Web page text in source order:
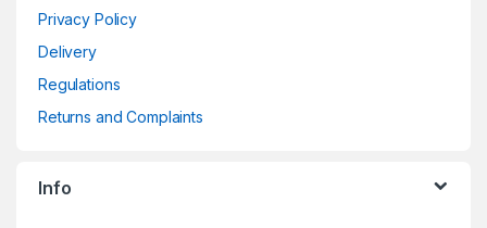
Privacy Policy
Delivery
Regulations
Returns and Complaints
Info